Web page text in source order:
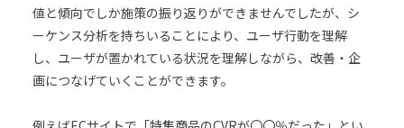
値と傾向でしか施策の振り返りができませんでしたが、シ
ーケンス分析を持ちいることにより、ユーザ行動を理解
し、ユーザが置かれている状況を理解しながら、改善・企
画につなげていくことができます。